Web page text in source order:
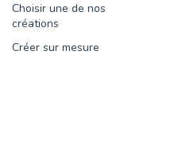
Choisir une de nos
créations
Créer sur mesure